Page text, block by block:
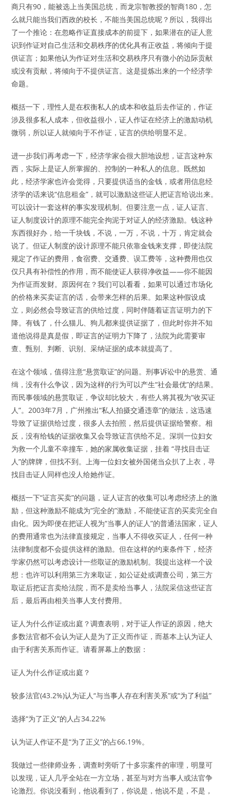
商只有90，能被选上当美国总统，而龙宗智教授的智商180，怎
么就只能当我们西政的校长，不能当美国总统呢？所以，我得出
了一个推论：在忽略作证直接成本的前提下，如果潜在的证人意
识到作证对自己生活和交易秩序的优化具有正收益，将倾向于提
供证言；如果他认为作证对生活和交易秩序只有微小的边际贡献
或没有贡献，将倾向于不提供证言。这是提炼出来的一个经济学
命题。
概括一下，理性人是在权衡私人的成本和收益后去作证的，作证
涉及很多私人成本，但收益很小，证人作证在经济上的激励动机
微弱，所以证人就倾向于不作证，证言的供给明显不足。
进一步我们再考虑一下，经济学家会很大胆地设想，证言这种东
西，实际上是证人所掌握的、控制的一种私人的信息。既然如
此，经济学家也许会觉得，只要提供适当的金钱，或者用信息经
济学的话来说“信息租金”，就可以激励这些证人把证言给说出来。
可以设计一套这样的事实发现机制。但要注意一点，证人证言、
证人制度设计的原理不能完全拘泥于对证人的经济激励。钱这种
东西很好办，给一千块钱，不说，一万，不说，十万，肯定就会
说了。但证人制度的设计原理不能只依靠金钱来支撑，即使法院
规定了作证的费用，食宿费、交通费、误工费等，这种费用也仅
仅只具有补偿性的作用，而不能使证人获得净收益——你不能因
为作证而发财。原因何在？我们可以看看，如果可以通过市场化
的价格来买卖证言的话，会带来怎样的后果。如果这种假设成
立，则必然会导致证言的供给过度，同时伴随着证言证明力的下
降。有钱了，什么猫儿、狗儿都来提供证据了，但此时你并不知
道他说得是真是假，即证言的证明力下降了，法院为此需要审
查、甄别、判断、识别、采纳证据的成本就提高了。
在这个领域，值得注意“悬赏取证”的问题。刑事诉讼中的悬赏、通
缉，没有什么争议，因为这样的行为可以产生“社会最优”的结果。
而民事领域的悬赏取证，争议却比较大，有些人将其视为“收买证
人”。2003年7月，广州推出“私人拍摄交通违章”的做法，这迅速
导致了证据供给过度，很多人去拍照，然后提供证据给警察。相
反，没有给钱的证据收集又会导致证言供给不足。深圳一位妇女
为救一个儿童不幸撞车，她的家属收集证据，挂着 “寻找目击证
人”的牌牌，但找不到。上海一位妇女被外国佬当众扒了上衣，寻
找目击证人同样也没人给她作证。
概括一下“证言买卖”的问题，证人证言的收集可以考虑经济上的激
励，但这种激励不能成为“完全的”激励，不能使证言的买卖完全自
由化。因为即便在把证人视为“当事人的证人”的普通法国家，证人
的费用通常也为法律直接规定，当事人不得收买证人，任何一种
法律制度都不会提供这样的激励。但在这样的约束条件下，经济
学家仍然可以考虑设计一些取证的激励机制。我提出这样一个设
想：也许可以利用第三方来取证，如公证处或调查公司，第三方
取证后把证言卖给法院，而不是卖给当事人，法院采信这些证言
后，最后再由相关当事人支付费用。
证人为什么作证或出庭？调查表明，对于证人作证的原因，绝大
多数法官都不会认为证人是为了正义而作证，而基本上认为证人
由于利害关系而作证。请看屏幕上的数据：
证人为什么作证或出庭？
较多法官(43.2%)认为证人“与当事人存在利害关系”或“为了利益”
选择“为了正义”的人占34.22%
认为证人作证不是“为了正义”的占66.19%。
我做过一些律师业务，调查时旁听了十多宗案件的审理，明显可
以发现，证人几乎全站在一方立场，甚至与对方当事人或法官争
论激烈。你说没看到，他说看到了，你说是，他说不是，不是，